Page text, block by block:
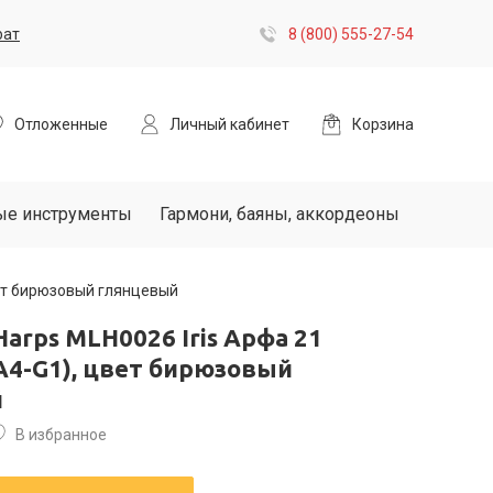
8 (800) 555-27-54
Отложенные Личный кабинет Корзина
инструменты Гармони, баяны, аккордеоны
бирюзовый глянцевый
MLH0026 Iris Арфа 21
G1), цвет бирюзовый
В избранное